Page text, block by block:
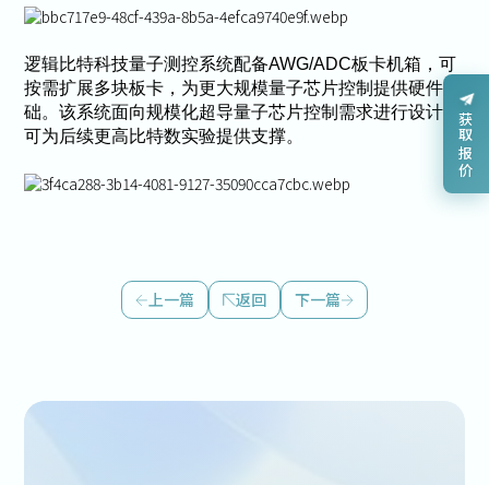
逻辑比特科技量子测控系统配备AWG/ADC板卡机箱，可
按需扩展多块板卡，为更大规模量子芯片控制提供硬件基
础。该系统面向规模化超导量子芯片控制需求进行设计，
可为后续更高比特数实验提供支撑。
上一篇 返回 下一篇
获取报价